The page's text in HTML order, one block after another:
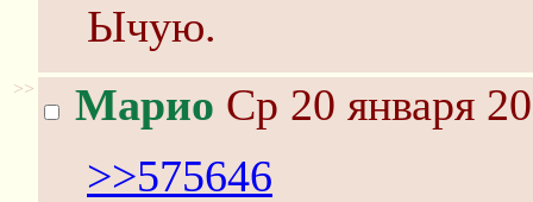
Ычую.
>> Марио Ср 20 января
>>575646